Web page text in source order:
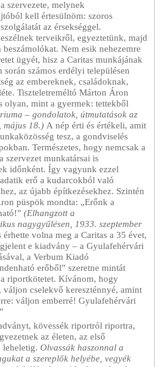
szervezete, melynek
kell értesülnöm: szoros
az érsekséggel.
terveikről, egyeztetünk, majd
Nem esik nehezemre
ügyét, hisz a Caritas munkájának
során számos erdélyi településen
az embereknek, családoknak,
Tiszteletreméltó Márton Áron
olyan, mint a gyermek: tettekből
– gondolatok, útmutatások az
május 18.) A nép érti és értékeli, amit
tesz, a gondviselés
Természetes, hogy nemcsak a
szervezet munkatársai is
időnként. Így vagyunk ezzel
erő a kudarcokból való
az újabb építkezésekhez. Szintén
püspök mondta: „Erőnk a
(Elhangzott a
nagygyűlésen, 1933. szeptember
volna meg a Caritas a 35 évet,
e kiadvány – a Gyulafehérvári
a Verbum Kiadó
erőből” szeretne mintát
riportkötetet. Kívánom, hogy
váljon cselekvő kereszténnyé, amint
váljon emberré! Gyulafehérvári
kövessék riportról riportra,
az életen, az első
leheletig.Olvassák haszonnal a
a szereplők helyébe, vegyék